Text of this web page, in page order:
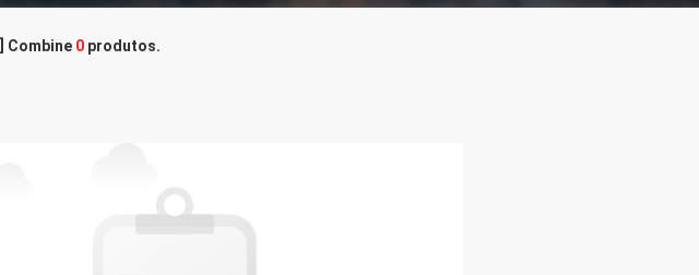
Combine 0 produtos.